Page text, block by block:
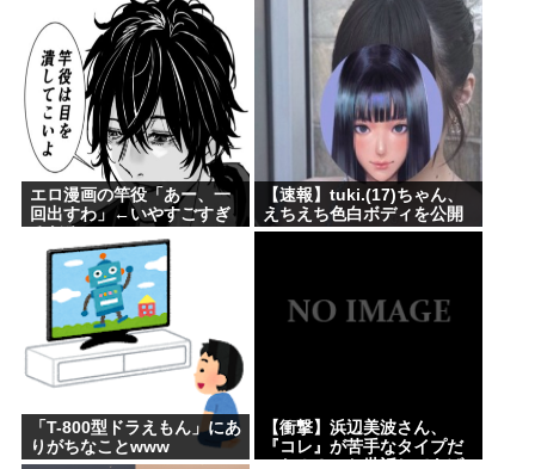
エロ漫画の竿役「あー、一
回出すわ」←いやすごすぎ
【速報】tuki.(17)ちゃん、
えちえち色白ボディを公開
www
「T-800型ドラえもん」にあ
りがちなことwww
【衝撃】浜辺美波さん、
『コレ』が苦手なタイプだ